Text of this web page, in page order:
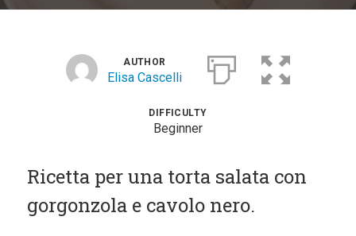
Dolci
Light
AUTHOR
Elisa Cascelli
DIFFICULTY
Beginner
Ricetta per una torta salata con
gorgonzola e cavolo nero.